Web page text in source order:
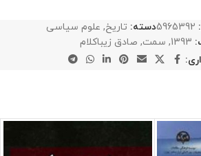
5965392دسته: تاریخ, علوم سیاسی
1393
, سمت, صادق زیباکلام